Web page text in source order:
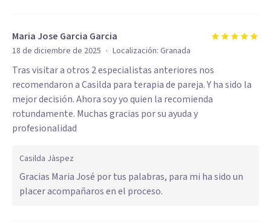
Maria Jose Garcia Garcia
18 de diciembre de 2025 · Localización: Granada
Tras visitar a otros 2 especialistas anteriores nos
recomendaron a Casilda para terapia de pareja. Y ha sido la
mejor decisión. Ahora soy yo quien la recomienda
rotundamente. Muchas gracias por su ayuda y
profesionalidad
Casilda Jàspez
Gracias Maria José por tus palabras, para mi ha sido un
placer acompañaros en el proceso.